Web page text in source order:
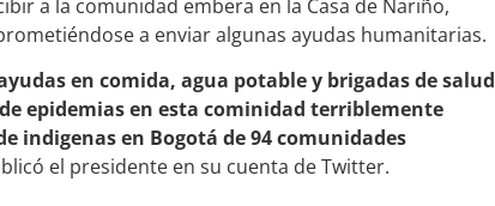
a la comunidad embera en la Casa de Nariño,
a enviar algunas ayudas humanitarias.
en comida, agua potable y brigadas de salud
epidemias en esta cominidad terriblemente
indigenas en Bogotá de 94 comunidades
el presidente en su cuenta de Twitter.